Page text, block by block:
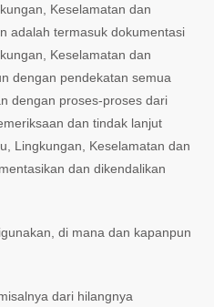
Keselamatan dan
adalah termasuk dokumentasi
Keselamatan dan
dengan pendekatan semua
dengan proses-proses dari
dan tindak lanjut
Lingkungan, Keselamatan dan
dan dikendalikan
di mana dan kapanpun
dari hilangnya